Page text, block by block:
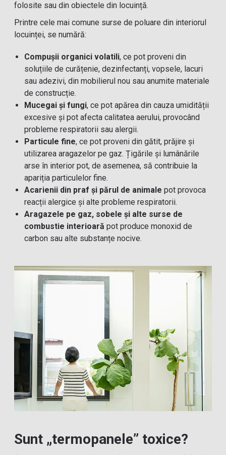
folosite sau din obiectele din locuință.
Printre cele mai comune surse de poluare din interiorul
locuinței, se numără:
Compușii organici volatili, ce pot proveni din
soluțiile de curățenie, dezinfectanți, vopsele, lacuri
sau adezivi, din mobilierul nou sau anumite materiale
de construcție.
Mucegai și fungi, ce pot apărea din cauza umidității
excesive și pot afecta calitatea aerului, provocând
probleme respiratorii sau alergii.
Particule fine, ce pot proveni din gătit, prăjire și
utilizarea aragazelor pe gaz. Țigările și lumânările
arse în interior pot, de asemenea, să contribuie la
apariția particulelor fine.
Acarienii din praf și părul de animalepot provoca
reacții alergice și alte probleme respiratorii.
Aragazele pe gaz, sobele și alte surse de
combustie interioarăpot produce monoxid de
carbon sau alte substanțe nocive.
Sunt „termopanele” toxice?